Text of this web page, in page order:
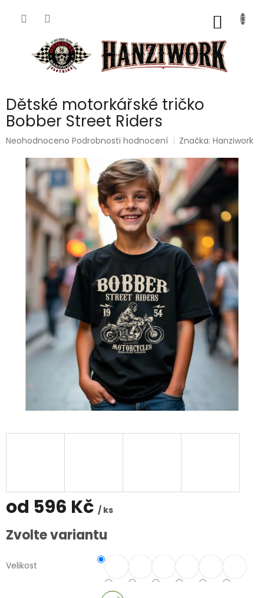
Dětské motorkářské tričko
Bobber Street Riders
Průměrné
produktu
hvězdiček.
Neohodnoceno Podrobnosti hodnocení Značka:Hanziwork
od 596 Kč / ks
Měrná
cena:
Zvolte variantu
Velikost